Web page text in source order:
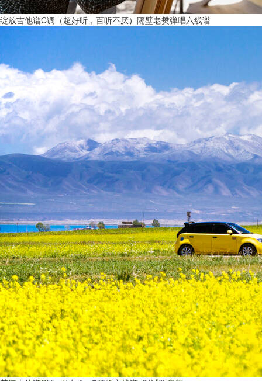
绽放吉他谱C调（超好听，百听不厌）隔壁老樊弹唱六线谱